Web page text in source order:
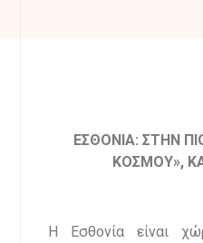
ΕΣΘΟΝΙΑ: ΣΤΗΝ
ΚΟΣΜΟΥ»,
Η Εσθονία είναι